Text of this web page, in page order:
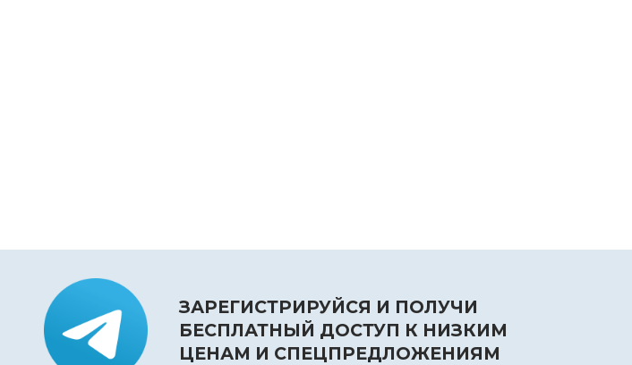
ЗАРЕГИСТРИРУЙСЯ И ПОЛУЧИ
БЕСПЛАТНЫЙ ДОСТУП К НИЗКИМ
ЦЕНАМ И СПЕЦПРЕДЛОЖЕНИЯМ